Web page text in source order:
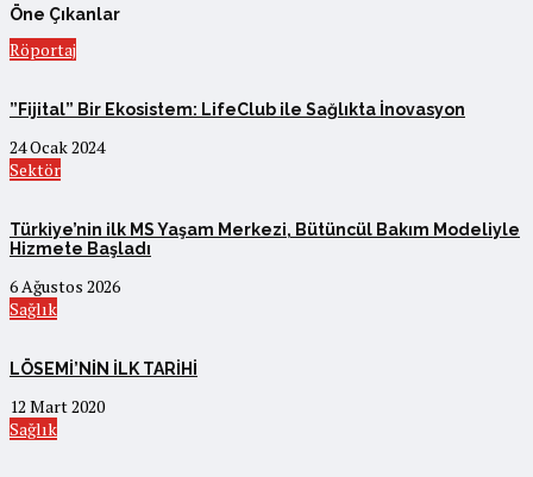
Öne Çıkanlar
Röportaj
”Fijital” Bir Ekosistem: LifeClub ile Sağlıkta İnovasyon
24 Ocak 2024
Sektör
Türkiye’nin ilk MS Yaşam Merkezi, Bütüncül Bakım Modeliyle
Hizmete Başladı
6 Ağustos 2026
Sağlık
LÖSEMİ’NİN İLK TARİHİ
12 Mart 2020
Sağlık